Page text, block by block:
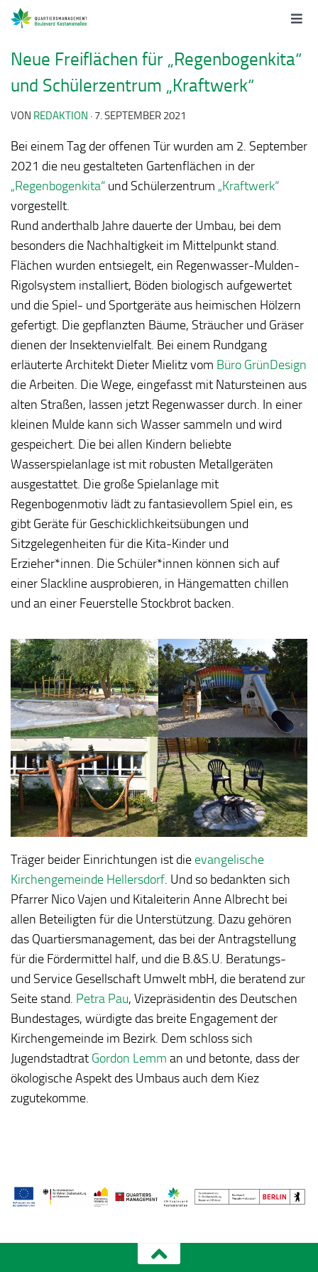
Neue Freiflächen für „Regenbogenkita“
und Schülerzentrum „Kraftwerk“
VON REDAKTION · 7. SEPTEMBER 2021
Bei einem Tag der offenen Tür wurden am 2. September
2021 die neu gestalteten Gartenflächen in der
„Regenbogenkita“ und Schülerzentrum „Kraftwerk“
vorgestellt.
Rund anderthalb Jahre dauerte der Umbau, bei dem
besonders die Nachhaltigkeit im Mittelpunkt stand.
Flächen wurden entsiegelt, ein Regenwasser-Mulden-
Rigolsystem installiert, Böden biologisch aufgewertet
und die Spiel- und Sportgeräte aus heimischen Hölzern
gefertigt. Die gepflanzten Bäume, Sträucher und Gräser
dienen der Insektenvielfalt. Bei einem Rundgang
erläuterte Architekt Dieter Mielitz vom Büro GrünDesign
die Arbeiten. Die Wege, eingefasst mit Natursteinen aus
alten Straßen, lassen jetzt Regenwasser durch. In einer
kleinen Mulde kann sich Wasser sammeln und wird
gespeichert. Die bei allen Kindern beliebte
Wasserspielanlage ist mit robusten Metallgeräten
ausgestattet. Die große Spielanlage mit
Regenbogenmotiv lädt zu fantasievollem Spiel ein, es
gibt Geräte für Geschicklichkeitsübungen und
Sitzgelegenheiten für die Kita-Kinder und
Erzieher*innen. Die Schüler*innen können sich auf
einer Slackline ausprobieren, in Hängematten chillen
und an einer Feuerstelle Stockbrot backen.
Träger beider Einrichtungen ist die evangelische
Kirchengemeinde Hellersdorf. Und so bedankten sich
Pfarrer Nico Vajen und Kitaleiterin Anne Albrecht bei
allen Beteiligten für die Unterstützung. Dazu gehören
das Quartiersmanagement, das bei der Antragstellung
für die Fördermittel half, und die B.&S.U. Beratungs-
und Service Gesellschaft Umwelt mbH, die beratend zur
Seite stand. Petra Pau, Vizepräsidentin des Deutschen
Bundestages, würdigte das breite Engagement der
Kirchengemeinde im Bezirk. Dem schloss sich
Jugendstadtrat Gordon Lemm an und betonte, dass der
ökologische Aspekt des Umbaus auch dem Kiez
zugutekomme.